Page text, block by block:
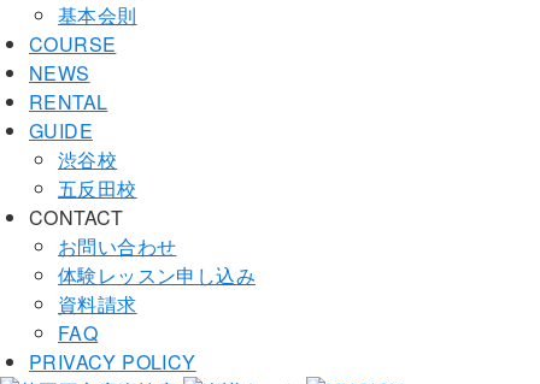
基本会則
COURSE
NEWS
RENTAL
GUIDE
渋谷校
五反田校
CONTACT
お問い合わせ
体験レッスン申し込み
資料請求
FAQ
PRIVACY POLICY